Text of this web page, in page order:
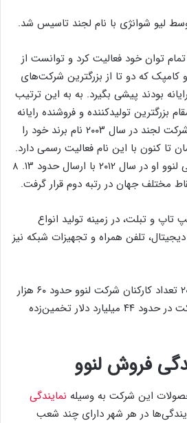
شرکت تا سال ۱۹۹۳ با تمام توان خود فعالیت کرد و توانست از
که دو تا از بزرگترین شرکت‌های
بودند پیشی بگیرد. به به این ترتیب
لجند در سال ۱۹۹۹ مقام بزرگترین تولید‌کننده و فروشنده رایانه
شخصی را از آن خود کرد. شرکت لجند در سال ۲۰۰۳ نام برند خود را
تا کنون با این نام فعالیت رسمی دارد.
جالب است بدانید نمایندگی لنوو او در سال ۲۰۱۲ با ارسال حدود ۱۳. ۸
مختلف جهان در رتبه دوم قرار گرفت.
تاپ و تبلت، در زمینه تولید انواع
تلفن همراه و تجهیزات شبکه نیز
طبق آمار رسمی در سال ۲۰۱۶ تعداد کارکنان شرکت لنوو حدود ۶۰ هزار
نفر و درآمد خالص این شرکت در حدود ۴۴ میلیارد دلار تخمین‌زده
فروش لنوو
این شرکت به وسیله نمایندگی
در هر شهر دارای چند شعب